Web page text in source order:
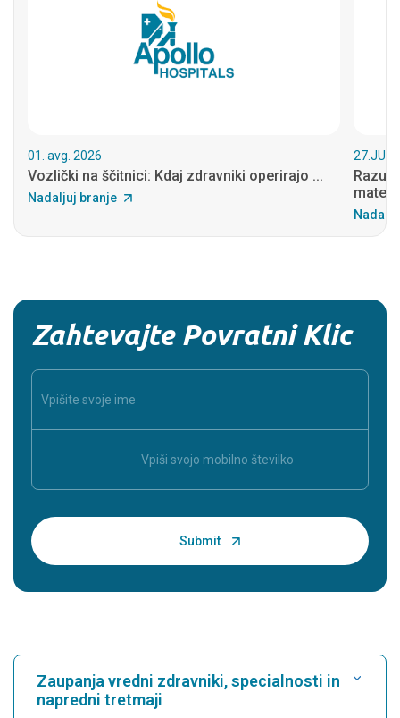
01. avg. 2026
Vozlički na ščitnici: Kdaj zdravniki operirajo ...
Nadaljuj branje
Zahtevajte Povratni Klic
Zaupanja vredni zdravniki, specialnosti in
napredni tretmaji